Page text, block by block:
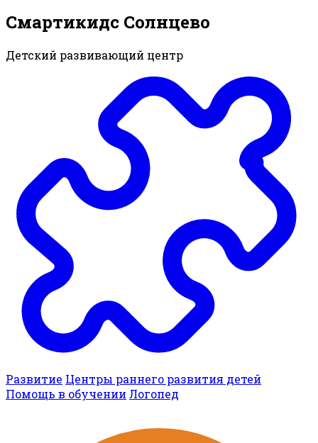
Смартикидс Солнцево
Детский развивающий центр
Развитие Центры раннего развития детей
Помощь в обучении Логопед